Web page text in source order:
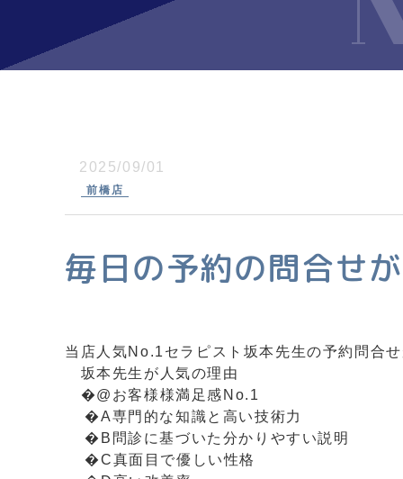
2025/09/01
前橋店
毎日の予約の問合せ
当店人気No.1セラピスト坂本先生の予約問合せ
坂本先生が人気の理由
�@お客様様満足感No.1
�A専門的な知識と高い技術力
�B問診に基づいた分かりやすい説明
�C真面目で優しい性格